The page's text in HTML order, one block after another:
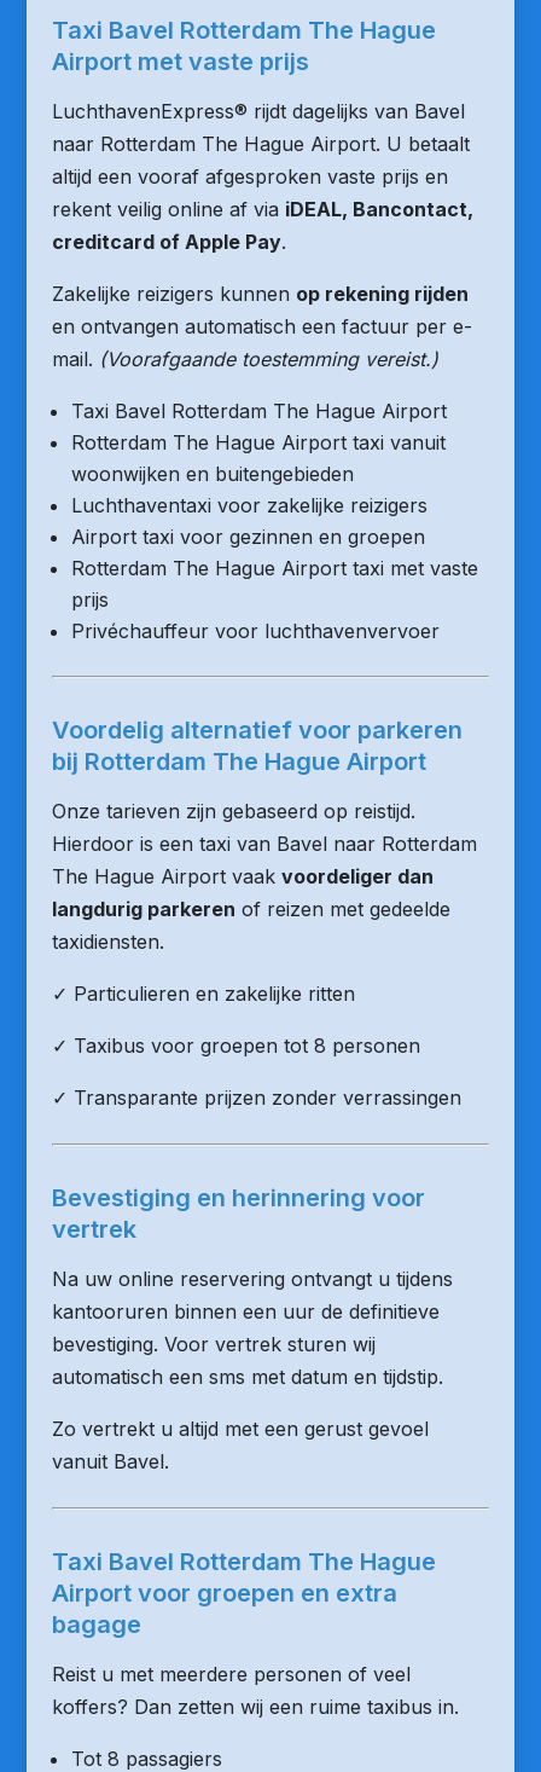
Taxi Bavel Rotterdam The Hague
Airport met vaste prijs
LuchthavenExpress® rijdt dagelijks van Bavel
naar Rotterdam The Hague Airport. U betaalt
altijd een vooraf afgesproken vaste prijs en
rekent veilig online af via iDEAL, Bancontact,
creditcard of Apple Pay.
Zakelijke reizigers kunnen op rekening rijden
en ontvangen automatisch een factuur per e-
mail. (Voorafgaande toestemming vereist.)
Taxi Bavel Rotterdam The Hague Airport
Rotterdam The Hague Airport taxi vanuit
woonwijken en buitengebieden
Luchthaventaxi voor zakelijke reizigers
Airport taxi voor gezinnen en groepen
Rotterdam The Hague Airport taxi met vaste
prijs
Privéchauffeur voor luchthavenvervoer
Voordelig alternatief voor parkeren
bij Rotterdam The Hague Airport
Onze tarieven zijn gebaseerd op reistijd.
Hierdoor is een taxi van Bavel naar Rotterdam
The Hague Airport vaak voordeliger dan
langdurig parkeren of reizen met gedeelde
taxidiensten.
✓ Particulieren en zakelijke ritten
✓ Taxibus voor groepen tot 8 personen
✓ Transparante prijzen zonder verrassingen
Bevestiging en herinnering voor
vertrek
Na uw online reservering ontvangt u tijdens
kantooruren binnen een uur de definitieve
bevestiging. Voor vertrek sturen wij
automatisch een sms met datum en tijdstip.
Zo vertrekt u altijd met een gerust gevoel
vanuit Bavel.
Taxi Bavel Rotterdam The Hague
Airport voor groepen en extra
bagage
Reist u met meerdere personen of veel
koffers? Dan zetten wij een ruime taxibus in.
Tot 8 passagiers